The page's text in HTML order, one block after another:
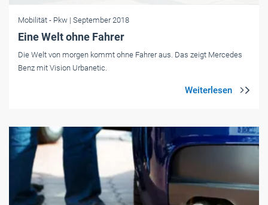
Mobilität - Pkw | September 2018
Eine Welt ohne Fahrer
Die Welt von morgen kommt ohne Fahrer aus. Das zeigt Mercedes
Benz mit Vision Urbanetic.